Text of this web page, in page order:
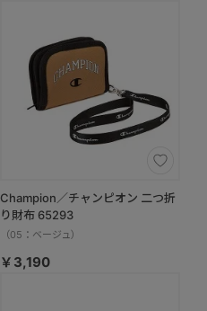
Champion／チャンピオン 二つ折
り財布 65293
（05：ベージュ）
￥3,190